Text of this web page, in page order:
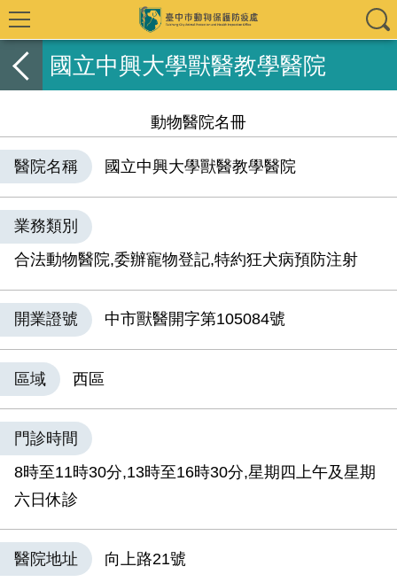
國立中興大學獸醫教學醫院
動物醫院名冊
醫院名稱 國立中興大學獸醫教學醫院
業務類別
合法動物醫院,委辦寵物登記,特約狂犬病預防注射
開業證號 中市獸醫開字第105084號
區域 西區
門診時間
8時至11時30分,13時至16時30分,星期四上午及星期
六日休診
醫院地址 向上路21號